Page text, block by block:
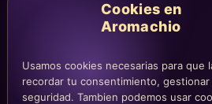
Cookies en
Aromachio
Usamos cookies necesarias para que
recordar tu consentimiento,
seguridad. Tambien podemos usar
Mi altar
Mi carrito